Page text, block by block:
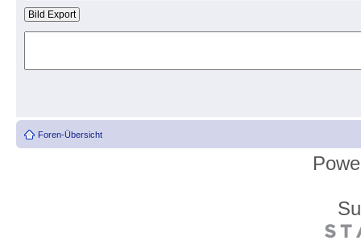
Foren-Übersicht